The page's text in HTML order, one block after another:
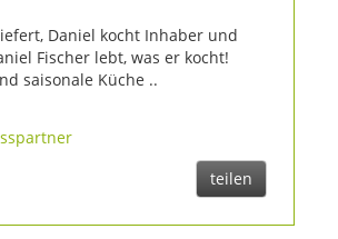
Daniel kocht Inhaber und
Fischer lebt, was er kocht!
saisonale Küche ..
teilen